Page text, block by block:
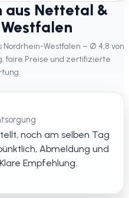
aus Nettetal &
Westfalen – Ø 4,8 von
faire Preise und zertifizierte
noch am selben Tag
Abmeldung und
Empfehlung.